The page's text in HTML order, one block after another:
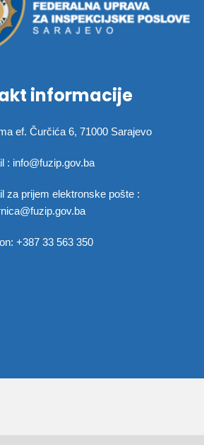
informacije
ef. Čurčića 6, 71000 Sarajevo
: info@fuzip.gov.ba
za prijem elektronske pošte :
+387 33 563 350